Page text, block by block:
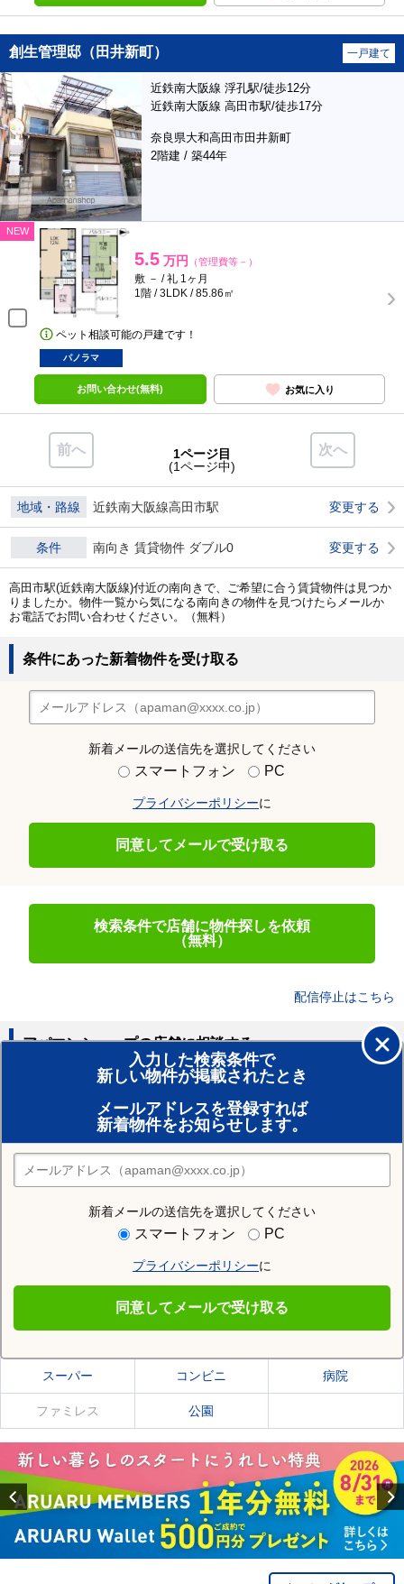
創生管理邸（田井新町） 一戸建て
近鉄南大阪線 浮孔駅/徒歩12分
近鉄南大阪線 高田市駅/徒歩17分
奈良県大和高田市田井新町
2階建 / 築44年
NEW
5.5 万円 （管理費等－）
敷 － / 礼 1ヶ月
1階 / 3LDK / 85.86㎡
ペット相談可能の戸建です！
パノラマ
お問い合わせ(無料) お気に入り
前へ 次へ
1ページ目
(1ページ中)
地域・路線 近鉄南大阪線高田市駅 変更する
条件 南向き 賃貸物件 ダブル0 変更する
高田市駅(近鉄南大阪線)付近の南向きで、ご希望に合う賃貸物件は見つか
りましたか。物件一覧から気になる南向きの物件を見つけたらメールか
お電話でお問い合わせください。（無料）
条件にあった新着物件を受け取る
新着メールの送信先を選択してください
スマートフォン PC
プライバシーポリシーに
同意してメールで受け取る
検索条件で店舗に物件探しを依頼
（無料）
配信停止はこちら
入力した検索条件で
新しい物件が掲載されたとき
メールアドレスを登録すれば
新着物件をお知らせします。
新着メールの送信先を選択してください
スマートフォン PC
プライバシーポリシーに
同意してメールで受け取る
アパマンショップの店舗に相談する
賃貸のプロがお部屋探し！
おまかせ物件リクエスト
住みたい街の店舗を探す
店舗検索
住む街研究所で高田市駅の情報を見る
高田市駅の施設一覧
スーパー コンビニ 病院
ファミレス 公園
Previous